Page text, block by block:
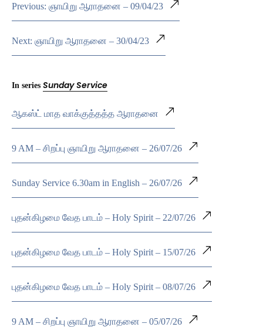
Previous: ஞாயிறு ஆராதனை – 09/04/23
Next: ஞாயிறு ஆராதனை – 30/04/23
In series Sunday Service
ஆகஸ்ட் மாத வாக்குத்தத்த ஆராதனை
9 AM – சிறப்பு ஞாயிறு ஆராதனை – 26/07/26
Sunday Service 6.30am in English – 26/07/26
புதன்கிழமை வேத பாடம் – Holy Spirit – 22/07/26
புதன்கிழமை வேத பாடம் – Holy Spirit – 15/07/26
புதன்கிழமை வேத பாடம் – Holy Spirit – 08/07/26
9 AM – சிறப்பு ஞாயிறு ஆராதனை – 05/07/26